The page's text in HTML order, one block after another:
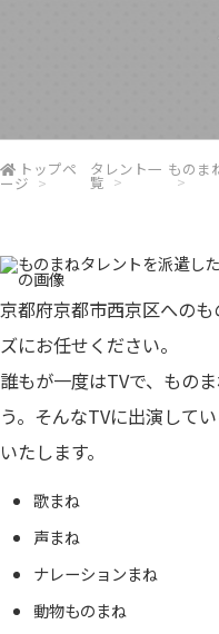
トップペ
ージ
タレント一
覧
ものま
京都府京都市西京区への
ズにお任せください。
誰もが一度はTVで、もの
う。そんなTVに出演して
いたします。
歌まね
声まね
ナレーションまね
動物ものまね